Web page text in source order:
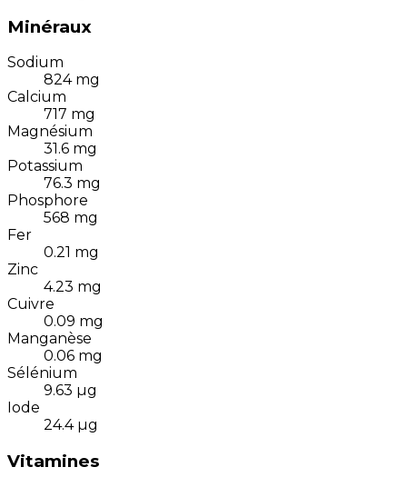
Minéraux
Sodium
824 mg
Calcium
717 mg
Magnésium
31.6 mg
Potassium
76.3 mg
Phosphore
568 mg
Fer
0.21 mg
Zinc
4.23 mg
Cuivre
0.09 mg
Manganèse
0.06 mg
Sélénium
9.63 µg
Iode
24.4 µg
Vitamines